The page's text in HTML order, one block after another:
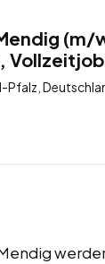
Vollzeitjob
Pfalz,